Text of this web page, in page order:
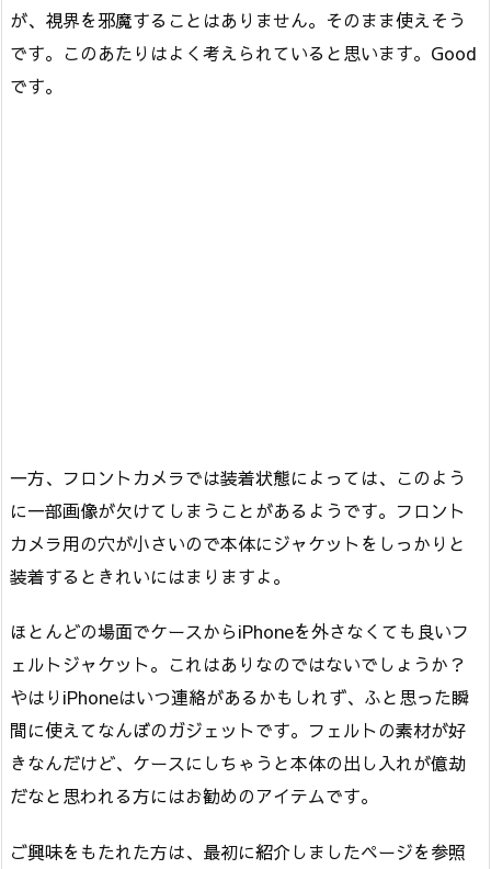
が、視界を邪魔することはありません。そのまま使えそう
です。このあたりはよく考えられていると思います。Good
です。
一方、フロントカメラでは装着状態によっては、このよう
に一部画像が欠けてしまうことがあるようです。フロント
カメラ用の穴が小さいので本体にジャケットをしっかりと
装着するときれいにはまりますよ。
ほとんどの場面でケースからiPhoneを外さなくても良いフ
ェルトジャケット。これはありなのではないでしょうか？
やはりiPhoneはいつ連絡があるかもしれず、ふと思った瞬
間に使えてなんぼのガジェットです。フェルトの素材が好
きなんだけど、ケースにしちゃうと本体の出し入れが億劫
だなと思われる方にはお勧めのアイテムです。
ご興味をもたれた方は、最初に紹介しましたページを参照